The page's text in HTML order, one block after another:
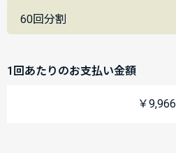
1回あたりのお支払い金額
￥9,966